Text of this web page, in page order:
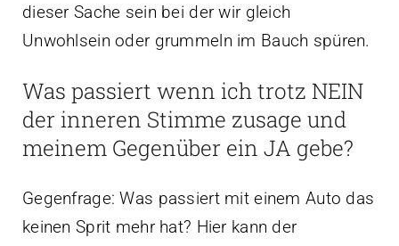
dieser Sache sein bei der wir gleich
Unwohlsein oder grummeln im Bauch spüren.
Was passiert wenn ich trotz NEIN
der inneren Stimme zusage und
meinem Gegenüber ein JA gebe?
Gegenfrage: Was passiert mit einem Auto das
keinen Sprit mehr hat? Hier kann der